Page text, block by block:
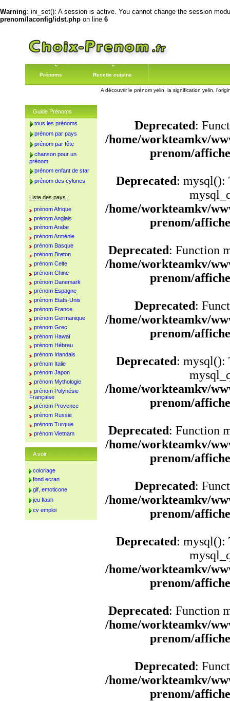
Warning: ini_set(): A session is active. You cannot change the session
prenom/laconfig/idst.php on line 6
Prénoms Recette cuisine
A découvrir le prénom yelin, la signification yelin,
Deprecated:
/home/workteamkv/
prenom/
Deprecated: mysql():
/home/workteamkv/
prenom/
Deprecated: Function
/home/workteamkv/
prenom/
Deprecated:
/home/workteamkv/
prenom/
Deprecated: mysql():
/home/workteamkv/
prenom/
Deprecated: Function
/home/workteamkv/
prenom/
Deprecated:
/home/workteamkv/
prenom/
Deprecated: mysql():
/home/workteamkv/
prenom/
Deprecated: Function
/home/workteamkv/
prenom/
Deprecated:
/home/workteamkv/
prenom/
Guide Prénoms
tous les prénoms
prénom par pays
prénom par fête
chanson pour un
prénom
prénom enfant de star
prénom des cylones
Liste des pays :
prénom Afrique
prénom Anglais
prénom Arabe
prénom Arménie
prénom Basque
prénom Breton
prénom Celte
prénom Chine
prénom Danemark
prénom Espagne
prénom Etats-Unis
prénom France
prénom Germanique
prénom Grec
prénom Hawaï
prénom Hébreu
prénom Irlandais
prénom Italie
prénom Japon
prénom Mythologie
prénom Polynésie
Française
prénom Provence
prénom Russie
prénom Turquie
prénom Vietnam
A voir
coloriage
fond ecran
gif, emoticone
jeu flash
cv emploi